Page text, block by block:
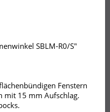
SBLM-R0/S"
Fenstern
mit 15 mm Aufschlag.